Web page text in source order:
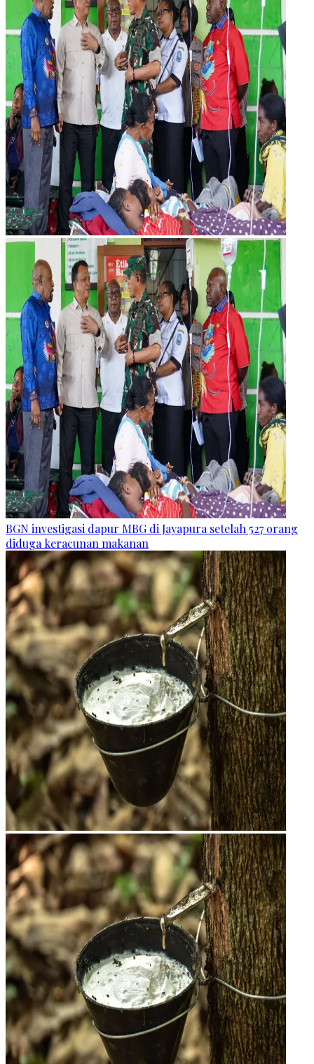
BGN investigasi dapur MBG di Jayapura setelah 527 orang
diduga keracunan makanan